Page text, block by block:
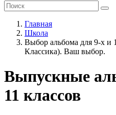
Главная
Школа
Выбор альбома для 9-х и
Классика). Ваш выбор.
Выпускные
11 классов